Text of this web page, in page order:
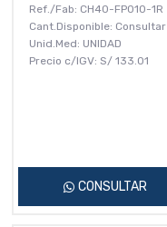
Ref./Fab: CH40-FP010-1R
Cant.Disponible: Consultar
Unid.Med: UNIDAD
Precio c/IGV: S/ 133.01
CONSULTAR